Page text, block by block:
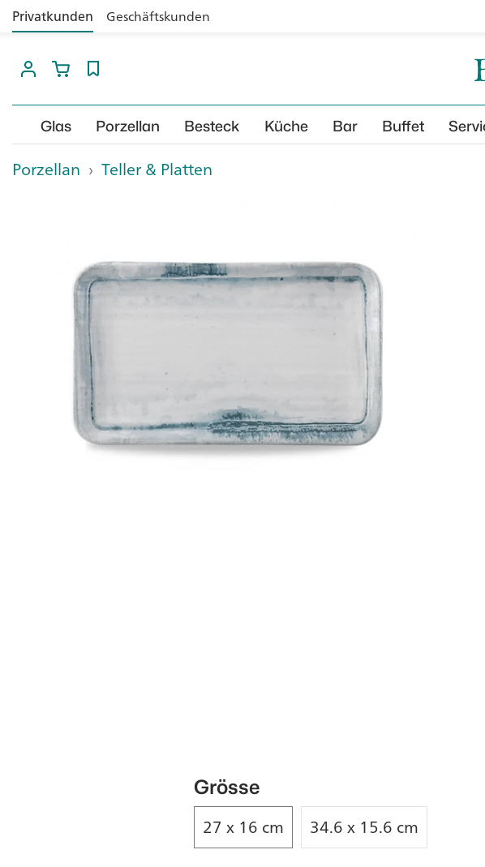
Privatkunden Geschäftskunden
Glas Porzellan Besteck Küche Bar Buffet
Porzellan › Teller & Platten
Grösse
27 x 16 cm 34.6 x 15.6 cm